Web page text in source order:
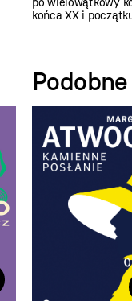
po wielowątkowy
końca XX i